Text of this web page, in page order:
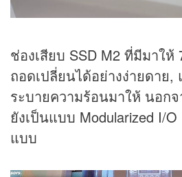
ช่องเสียบ SSD M2 ที่มีมาให้
ถอดเปลี่ยนได้อย่างง่ายดาย,
ระบายความร้อนมาให้ นอก
ยังเป็นแบบ Modularized I/
แบบ